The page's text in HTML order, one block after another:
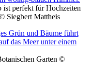
perfekt für Hochzeiten
Siegbert Mattheis
Garten ©